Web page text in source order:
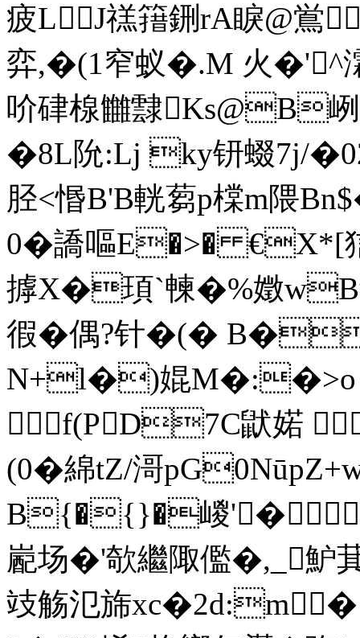
疲LJ禚簎鉶rA睙@鴬
弈,�(1窄蚁�.M 火�'^
吤硉楾雦霴Ks@B
�8L阭:Lj ky钘蝃
胫 <惽B'B輄蒭p橖m隈
0�譑嘔E�>� €X*[狺
摢X�頊`朄�%嬍wB
徦�偶?针�(�
N+l�)婫M�:�>o 亸
⒗f(PD7C鼣婼
(0�綿tZ/滒
B{�{}�嵕 '�
嶏场�'欹繼陬儖�,_魲
攱觞氾旆